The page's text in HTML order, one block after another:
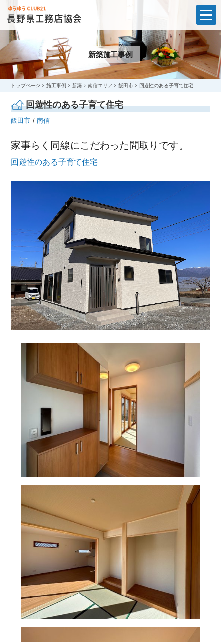
t
o
g
g
l
e
n
a
v
t
i
新築施工事例
トップページ 施工事例 新築 南信エリア 飯田市 回遊性のある子育て住宅
回遊性のある子育て住宅
飯田市 南信
家事らく同線にこだわった間取りです。
回遊性のある子育て住宅